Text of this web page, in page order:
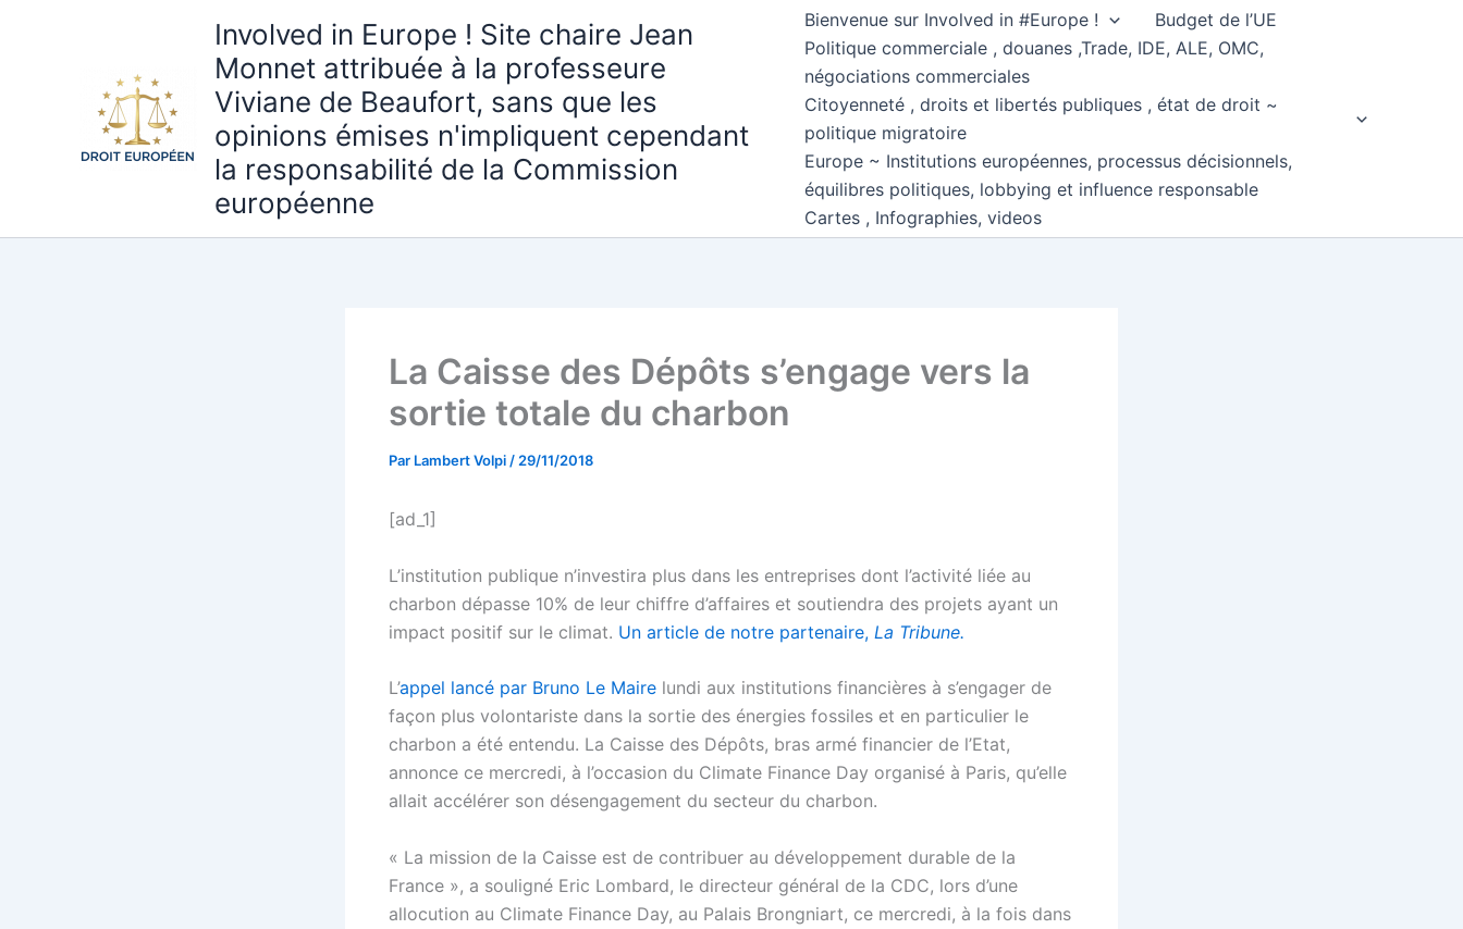
Involved in Europe ! Site chaire Jean
Monnet attribuée à la professeure
Viviane de Beaufort, sans que les
opinions émises n'impliquent cependant
la responsabilité de la Commission
européenne
Bienvenue sur Involved in #Europe !
Budget de l’UE
Politique commerciale , douanes ,Trade, IDE, ALE, OMC,
négociations commerciales
Citoyenneté , droits et libertés publiques , état de droit ~
politique migratoire
Europe ~ Institutions européennes, processus décisionnels,
équilibres politiques, lobbying et influence responsable
Cartes , Infographies, videos
La Caisse des Dépôts s’engage vers la
sortie totale du charbon
Par Lambert Volpi / 29/11/2018
[ad_1]
L’institution publique n’investira plus dans les entreprises dont l’activité liée au
charbon dépasse 10% de leur chiffre d’affaires et soutiendra des projets ayant un
impact positif sur le climat. Un article de notre partenaire, La Tribune.
L’appel lancé par Bruno Le Maire lundi aux institutions financières à s’engager de
façon plus volontariste dans la sortie des énergies fossiles et en particulier le
charbon a été entendu. La Caisse des Dépôts, bras armé financier de l’Etat,
annonce ce mercredi, à l’occasion du Climate Finance Day organisé à Paris, qu’elle
allait accélérer son désengagement du secteur du charbon.
« La mission de la Caisse est de contribuer au développement durable de la
France », a souligné Eric Lombard, le directeur général de la CDC, lors d’une
allocution au Climate Finance Day, au Palais Brongniart, ce mercredi, à la fois dans